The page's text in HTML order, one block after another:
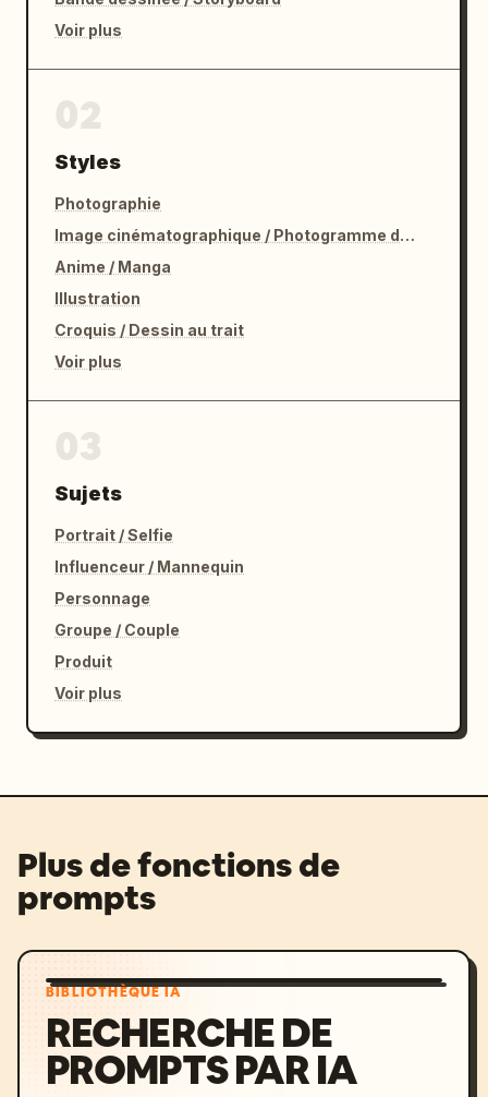
Voir plus
Styles
Photographie
Image cinématographique / Photogramme de film
Anime / Manga
Illustration
Croquis / Dessin au trait
Voir plus
Sujets
Portrait / Selfie
Influenceur / Mannequin
Personnage
Groupe / Couple
Produit
Voir plus
Plus de fonctions de
prompts
BIBLIOTHÈQUE IA
RECHERCHE DE
PROMPTS PAR IA